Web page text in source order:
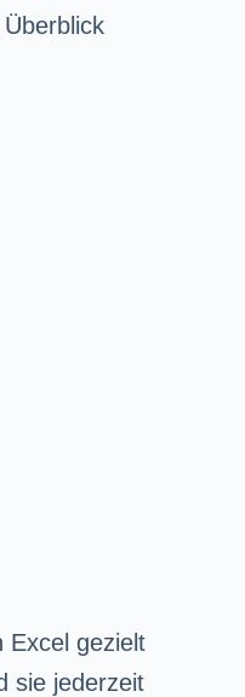
Excel gezielt
sie jederzeit